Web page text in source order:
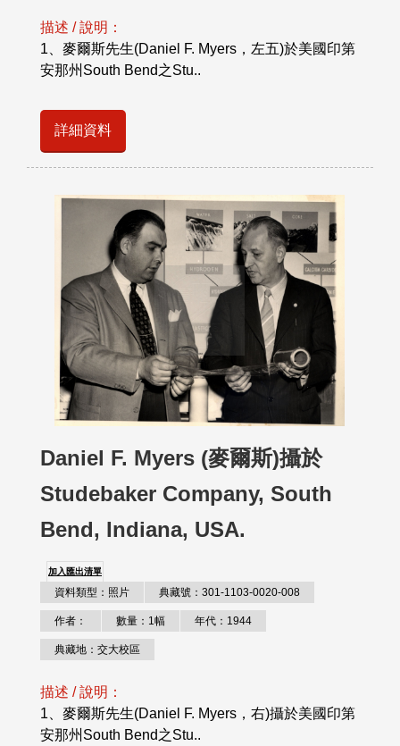
描述 / 說明：
1、麥爾斯先生(Daniel F. Myers，左五)於美國印第
安那州South Bend之Stu..
詳細資料
Daniel F. Myers (麥爾斯)攝於
Studebaker Company, South
Bend, Indiana, USA.
加入匯出清單
資料類型：照片 典藏號：301-1103-0020-008
作者： 數量：1幅 年代：1944
典藏地：交大校區
描述 / 說明：
1、麥爾斯先生(Daniel F. Myers，右)攝於美國印第
安那州South Bend之Stu..